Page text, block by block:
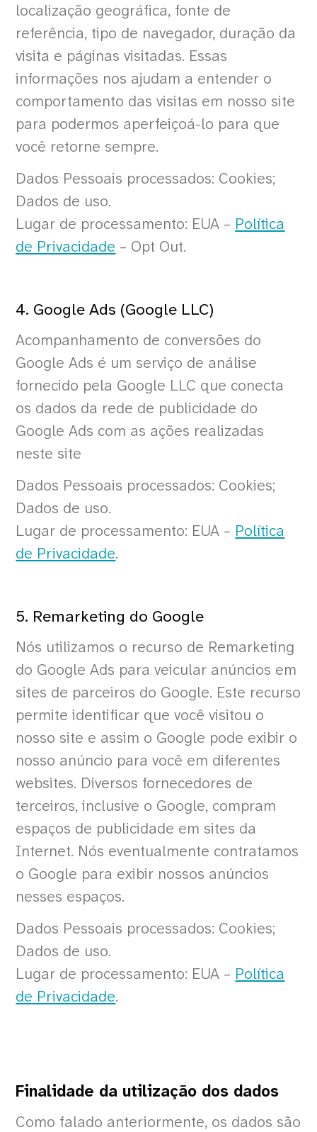
localização geográfica, fonte de
referência, tipo de navegador, duração da
visita e páginas visitadas. Essas
informações nos ajudam a entender o
comportamento das visitas em nosso site
para podermos aperfeiçoá-lo para que
você retorne sempre.
Dados Pessoais processados: Cookies;
Dados de uso.
Lugar de processamento: EUA – Política
de Privacidade – Opt Out.
4. Google Ads (Google LLC)
Acompanhamento de conversões do
Google Ads é um serviço de análise
fornecido pela Google LLC que conecta
os dados da rede de publicidade do
Google Ads com as ações realizadas
neste site
Dados Pessoais processados: Cookies;
Dados de uso.
Lugar de processamento: EUA – Política
de Privacidade.
5. Remarketing do Google
Nós utilizamos o recurso de Remarketing
do Google Ads para veicular anúncios em
sites de parceiros do Google. Este recurso
permite identificar que você visitou o
nosso site e assim o Google pode exibir o
nosso anúncio para você em diferentes
websites. Diversos fornecedores de
terceiros, inclusive o Google, compram
espaços de publicidade em sites da
Internet. Nós eventualmente contratamos
o Google para exibir nossos anúncios
nesses espaços.
Dados Pessoais processados: Cookies;
Dados de uso.
Lugar de processamento: EUA – Política
de Privacidade.
Finalidade da utilização dos dados
Como falado anteriormente, os dados são